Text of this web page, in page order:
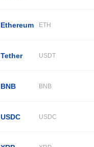
Ethereum ETH
Tether USDT
BNB BNB
USDC USDC